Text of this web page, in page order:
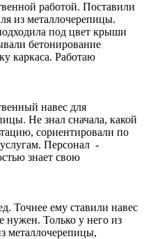
работой. Поставили
из металлочерепицы.
под цвет крыши
бетонирование
каркаса. Работаю
навес для
Не знал сначала, какой
сориентировали по
Персонал -
знает свою
Точнее ему ставили навес
нужен. Только у него из
металлочерепицы,